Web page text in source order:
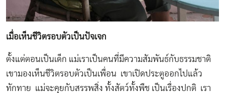
เมื่อเห็นชีวิตรอบตัวเป็นปัจเจก
ตั้งแต่ตอนเป็นเด็ก แม่เราเป็นคนที่มีความสัมพันธ์กับธรรมชาติ
เขามองเห็นชีวิตรอบตัวเป็นเพื่อน เขาเปิดประตูออกไปแล้ว
ทักทาย แม่จะคุยกับสรรพสิ่ง ทั้งสัตว์ทั้งพืช เป็นเรื่องปกติ เรา